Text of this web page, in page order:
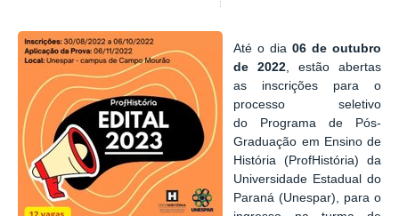
Até o dia06 de outubro
de 2022 , estão abertas
as inscrições para o
processo seletivo
do Programa de Pós-
Graduação em Ensino de
História (ProfHistória) da
Universidade Estadual do
Paraná (Unespar), para o